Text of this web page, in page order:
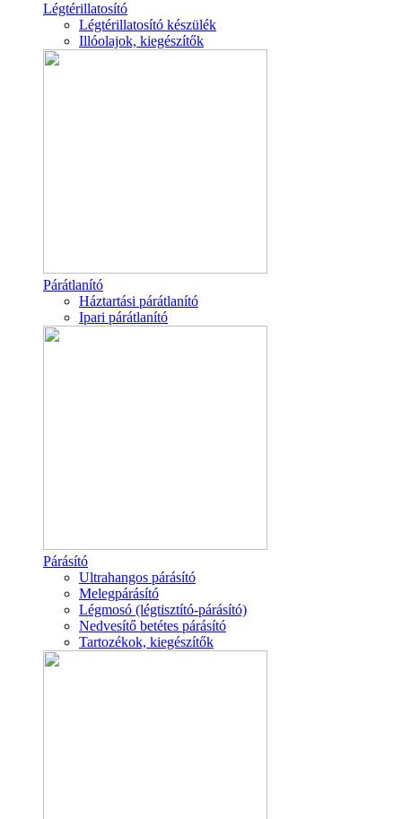
Légtérillatosító
Légtérillatosító készülék
Illóolajok, kiegészítők
Párátlanító
Háztartási párátlanító
Ipari párátlanító
Párásító
Ultrahangos párásító
Melegpárásító
Légmosó (légtisztító-párásító)
Nedvesítő betétes párásító
Tartozékok, kiegészítők